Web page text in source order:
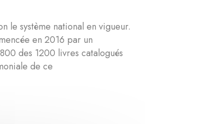
le système national en vigueur.
en 2016 par un
des 1200 livres catalogués
de ce